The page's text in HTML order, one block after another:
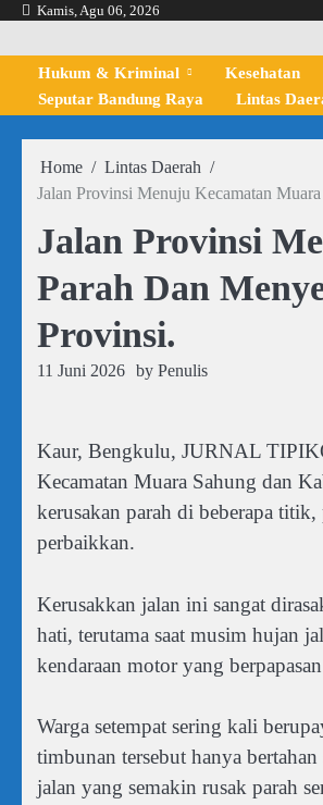
Skip
content
Kamis, Agu 06, 2026
Hukum & Kriminal Kesehatan
Seputar Bandung Raya
Lintas
Home
Lintas Daerah
Jalan Provinsi Menuju Kecamatan
Jalan Provinsi
Parah Dan
Provinsi.
11 Juni 2026 by Penulis
Kaur, Bengkulu, JURNAL
Kecamatan Muara Sahung dan
kerusakan parah di beberapa
perbaikkan.
Kerusakkan jalan ini sangat
hati, terutama saat musim hujan
kendaraan motor yang
Warga setempat sering kali
timbunan tersebut hanya
jalan yang semakin rusak parah